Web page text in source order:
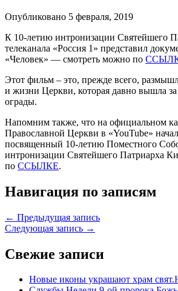
Опубликовано 5 февраля, 2019
К 10-летию интронизации Святейшего
телеканала «Россия 1» представил
«Человек» — смотреть можно по
Этот фильм – это, прежде всего,
и жизни Церкви, которая давно вышла
ограды.
Напомним также, что на официальном
Православной Церкви в «YouTube» начал
посвященный 10-летию Поместного
интронизации Святейшего Патриарха
по ССЫЛКЕ.
Навигация по записям
← Предыдущая запись
Следующая запись →
Свежие записи
Новые иконы украшают храм